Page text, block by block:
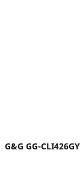
G&G GG-